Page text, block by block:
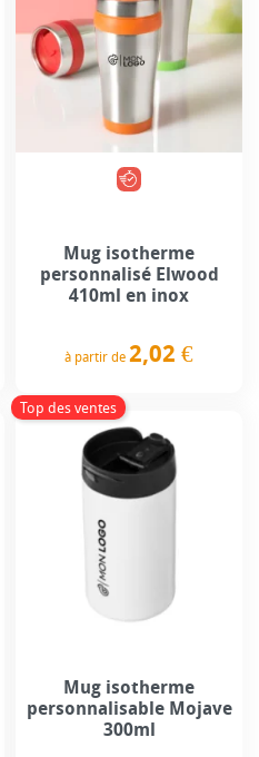
Mug isotherme
personnalisé Elwood
410ml en inox
à partir de 2,02 €
Top des ventes
Mug isotherme
personnalisable Mojave
300ml